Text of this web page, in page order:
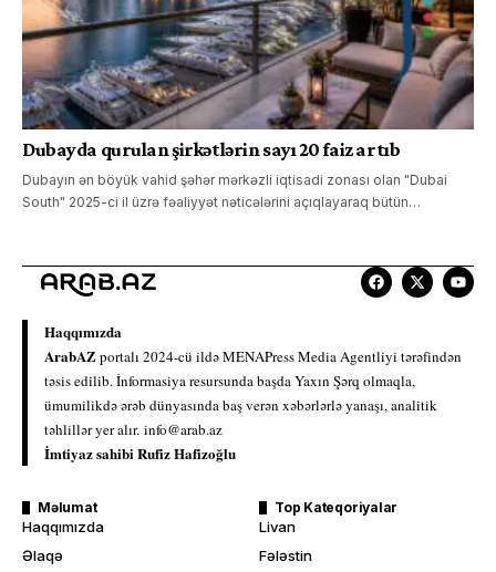
Dubayda qurulan şirkətlərin sayı 20 faiz artıb
Dubayın ən böyük vahid şəhər mərkəzli iqtisadi zonası olan "Dubai
South" 2025-ci il üzrə fəaliyyət nəticələrini açıqlayaraq bütün…
Haqqımızda
ArabAZportalı 2024-cü ildə MENAPress Media Agentliyi tərəfindən
təsis edilib. İnformasiya resursunda başda Yaxın Şərq olmaqla,
ümumilikdə ərəb dünyasında baş verən xəbərlərlə yanaşı, analitik
təhlillər yer alır. info@arab.az
İmtiyaz sahibi Rufiz Hafizoğlu
Məlumat
Haqqımızda
Əlaqə
Top Kateqoriyalar
Livan
Fələstin